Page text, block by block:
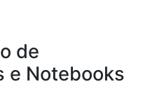
de
e Notebooks